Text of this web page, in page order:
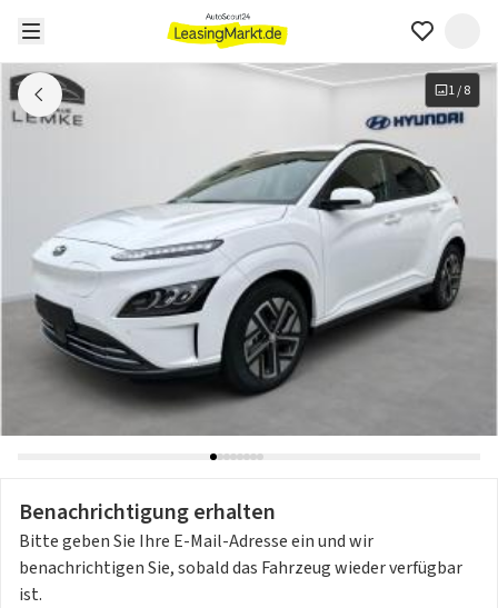
1/8
Benachrichtigung erhalten
Bitte geben Sie Ihre E-Mail-Adresse ein und wir
benachrichtigen Sie, sobald das Fahrzeug wieder verfügbar
ist.